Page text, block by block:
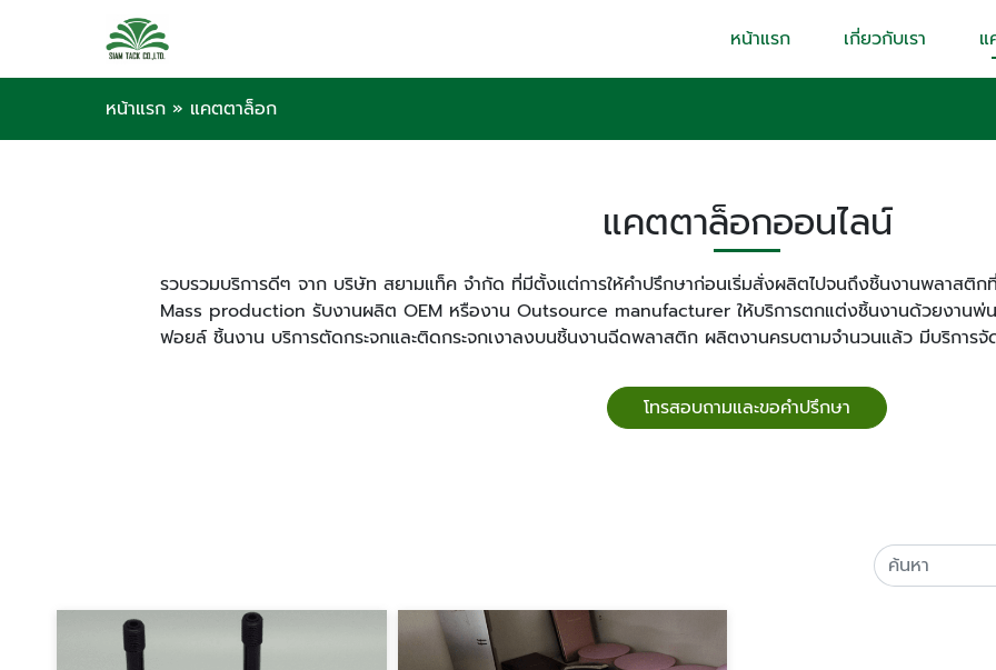
หน้าแรก เกี่ยวกับเรา แ
หน้าแรก » แคตตาล็อก
แคตตาล็อกออนไลน์
รวบรวมบริการดีๆ จาก บริษัท สยามแท็ค จำกัด ที่มีตั้งแต่การให้คำปรึกษาก่อนเริ่มสั่งผลิตไปจนถึงชิ้นงานพลาสติ
Mass production รับงานผลิต OEM หรืองาน Outsource manufacturer ให้บริการตกแต่งชิ้นงานด้วยงา
ฟอยล์ ชิ้นงาน บริการตัดกระจกและติดกระจกเงาลงบนชิ้นงานฉีดพลาสติก ผลิตงานครบตามจำนวนแล้ว มีบริการจั
โทรสอบถามและขอคำปรึกษา